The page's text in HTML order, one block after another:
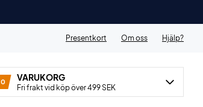
Presentkort Om oss Hjälp?
0 VARUKORG
Fri frakt vid köp över 499 SEK